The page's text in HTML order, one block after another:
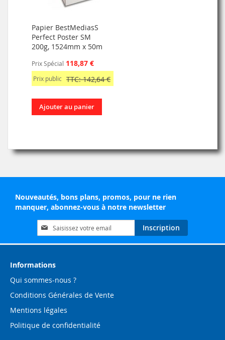
Papier BestMediasS
Perfect Poster SM
200g, 1524mm x 50m
Prix Spécial 118,87 €
Prix public TTC: 142,64 €
Ajouter au panier
Nouveautés, bons plans, promos, pour ne rien
manquer, abonnez-vous à notre newsletter
Inscription
à
notre
d’information
Inscription
Informations
Qui sommes-nous ?
Conditions Générales de Vente
Mentions légales
Politique de confidentialité